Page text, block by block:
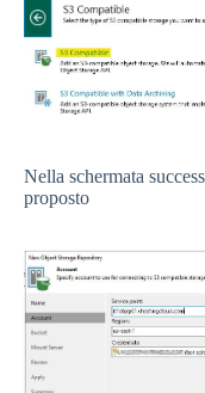
Nella schermata
proposto